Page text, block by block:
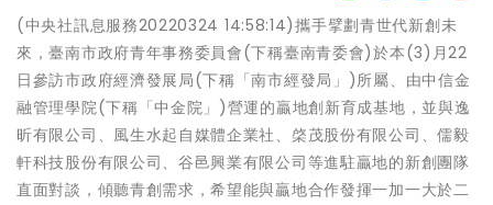
(中央社訊息服務20220324 14:58:14)攜手擘劃青世代新創未
來，臺南市政府青年事務委員會(下稱臺南青委會)於本(3)月22
日參訪市政府經濟發展局(下稱「南市經發局」)所屬、由中信金
融管理學院(下稱「中金院」)營運的贏地創新育成基地，並與逸
昕有限公司、風生水起自媒體企業社、棨茂股份有限公司、儒毅
軒科技股份有限公司、谷邑興業有限公司等進駐贏地的新創團隊
直面對談，傾聽青創需求，希望能與贏地合作發揮一加一大於二